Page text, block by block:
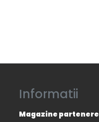
Informatii
Magazine partenere